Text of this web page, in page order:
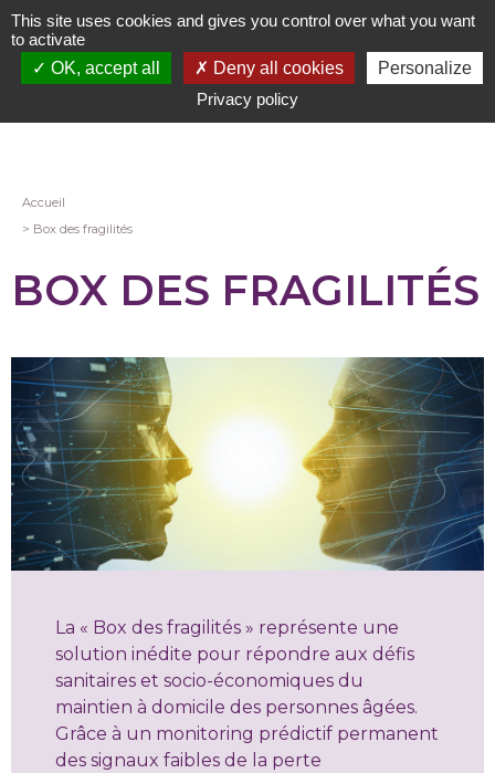
Aller
au
contenu
Fil
Accueil
Box des fragilités
BOX DES FRAGILITÉS
La « Box des fragilités » représente une
solution inédite pour répondre aux défis
sanitaires et socio-économiques du
maintien à domicile des personnes âgées.
Grâce à un monitoring prédictif permanent
des signaux faibles de la perte
This site uses cookies and gives you control over what you want
to activate
OK, accept all
Deny all cookies
Personalize
Privacy policy